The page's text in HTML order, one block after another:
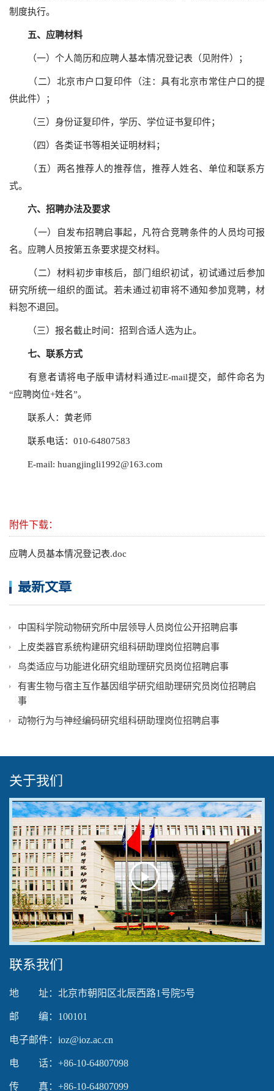
制度执行。
五、应聘材料
（一）个人简历和应聘人基本情况登记表（见附件）；
（二）北京市户口复印件（注：具有北京市常住户口的提
供此件）；
（三）身份证复印件，学历、学位证书复印件；
（四）各类证书等相关证明材料；
（五）两名推荐人的推荐信，推荐人姓名、单位和联系方
式。
六、招聘办法及要求
（一）自发布招聘启事起，凡符合竞聘条件的人员均可报
名。应聘人员按第五条要求提交材料。
（二）材料初步审核后，部门组织初试，初试通过后参加
研究所统一组织的面试。若未通过初审将不通知参加竞聘，材
料恕不退回。
（三）报名截止时间：招到合适人选为止。
七、联系方式
有意者请将电子版申请材料通过E-mail提交，邮件命名为
“应聘岗位+姓名”。
联系人：黄老师
联系电话：010-64807583
E-mail: huangjingli1992@163.com
附件下载：
应聘人员基本情况登记表.doc
最新文章
中国科学院动物研究所中层领导人员岗位公开招聘启事
上皮类器官系统构建研究组科研助理岗位招聘启事
鸟类适应与功能进化研究组助理研究员岗位招聘启事
有害生物与宿主互作基因组学研究组助理研究员岗位招聘启
事
动物行为与神经编码研究组科研助理岗位招聘启事
关于我们
Play
Video
联系我们
地 址：北京市朝阳区北辰西路1号院5号
邮 编：100101
电子邮件：ioz@ioz.ac.cn
电 话：+86-10-64807098
传 真：+86-10-64807099